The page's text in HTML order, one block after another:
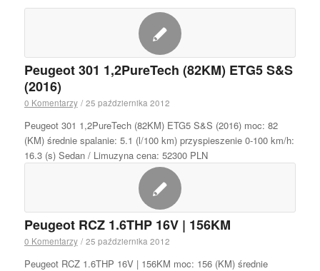
Peugeot 301 1,2PureTech (82KM) ETG5 S&S
(2016)
0 Komentarzy / 25 października 2012
Peugeot 301 1,2PureTech (82KM) ETG5 S&S (2016) moc: 82
(KM) średnie spalanie: 5.1 (l/100 km) przyspieszenie 0-100 km/h:
16.3 (s) Sedan / Limuzyna cena: 52300 PLN
Peugeot RCZ 1.6THP 16V | 156KM
0 Komentarzy / 25 października 2012
Peugeot RCZ 1.6THP 16V | 156KM moc: 156 (KM) średnie